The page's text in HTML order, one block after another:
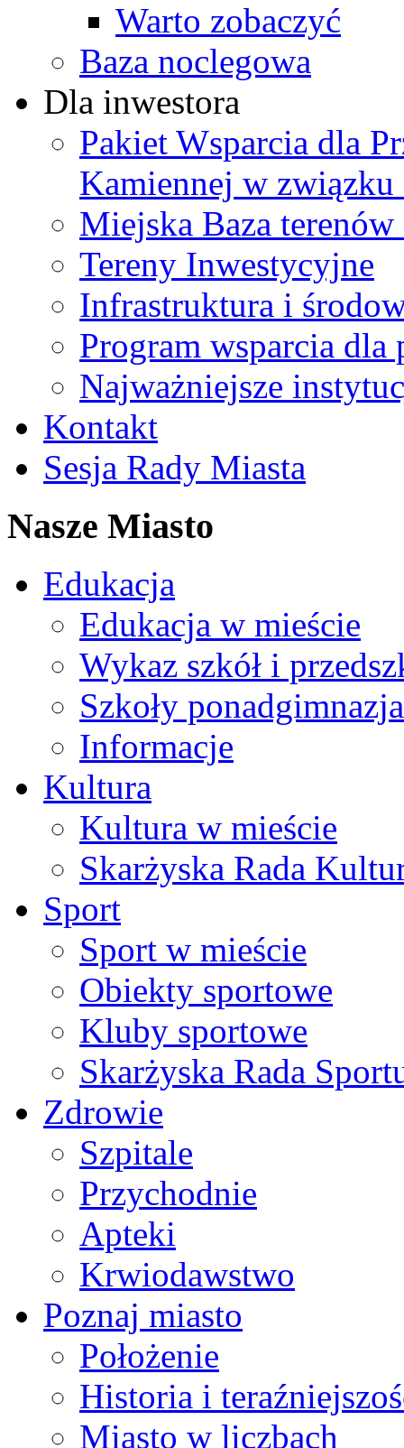
Warto zobaczyć
Baza noclegowa
Dla inwestora
Pakiet Wsparcia dla
Kamiennej w
Miejska Baza
Tereny Inwestycyjne
Infrastruktura i
Program wsparcia
Najważniejsze
Kontakt
Sesja Rady Miasta
Nasze Miasto
Edukacja
Edukacja w mieście
Wykaz szkół i
Szkoły
Informacje
Kultura
Kultura w mieście
Skarżyska Rada
Sport
Sport w mieście
Obiekty sportowe
Kluby sportowe
Skarżyska Rada
Zdrowie
Szpitale
Przychodnie
Apteki
Krwiodawstwo
Poznaj miasto
Położenie
Historia i
Miasto w liczbach